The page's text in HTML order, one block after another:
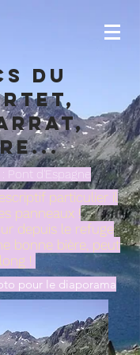
du
Pont d'Espagne
particulier il
panneaux !
depuis le refuge
bonne bière, peut
!
pour le diaporama